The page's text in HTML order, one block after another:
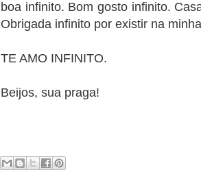
boa infinito. Bom gosto infinito.
Obrigada infinito por existir na
TE AMO INFINITO.
Beijos, sua praga!